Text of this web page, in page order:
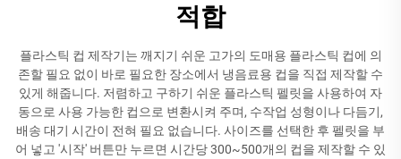
적합
플라스틱 컵 제작기는 깨지기 쉬운 고가의 도매용 플라스틱 컵에 의
존할 필요 없이 바로 필요한 장소에서 냉음료용 컵을 직접 제작할 수
있게 해줍니다. 저렴하고 구하기 쉬운 플라스틱 펠릿을 사용하여 자
동으로 사용 가능한 컵으로 변환시켜 주며, 수작업 성형이나 다듬기,
배송 대기 시간이 전혀 필요 없습니다. 사이즈를 선택한 후 펠릿을 부
어 넣고 '시작' 버튼만 누르면 시간당 300~500개의 컵을 제작할 수 있